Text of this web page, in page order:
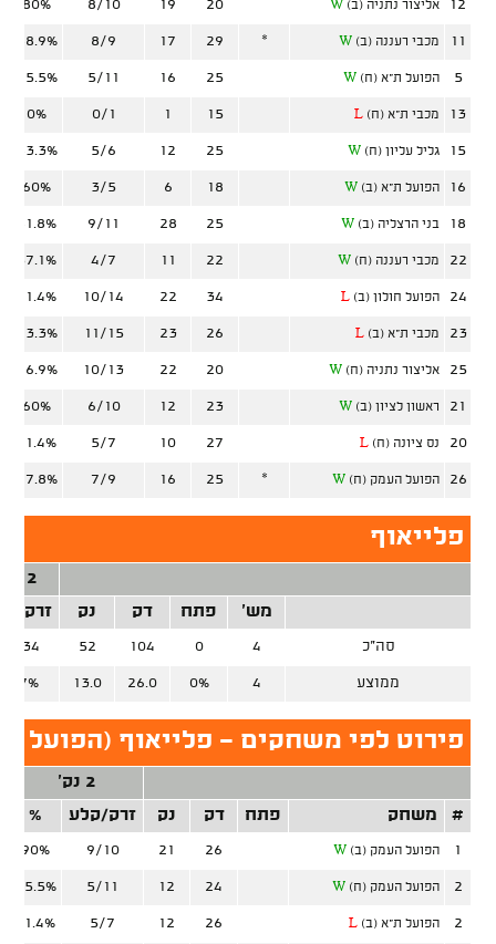
12 אליצור נתניה (ב) W
20
19
8/10
80%
11 מכבי רעננה (ב) W
*
29
17
8/9
88.9%
5 הפועל ת"א (ח) W
25
16
5/11
45.5%
13 מכבי ת"א (ח) L
15
1
0/1
0%
15 גליל עליון (ח) W
25
12
5/6
83.3%
16 הפועל ת"א (ב) W
18
6
3/5
60%
18 בני הרצליה (ב) W
25
28
9/11
81.8%
22 מכבי רעננה (ח) W
22
11
4/7
57.1%
24 הפועל חולון (ב) L
34
22
10/14
71.4%
23 מכבי ת"א (ב) L
26
23
11/15
73.3%
25 אליצור נתניה (ח) W
20
22
10/13
76.9%
21 ראשון לציון (ב) W
23
12
6/10
60%
20 נס ציונה (ח) L
27
10
5/7
71.4%
26 הפועל העמק (ח) W
*
25
16
7/9
77.8%
פלייאוף
2 נק'
מש'
פתח דק נק זרק/
סה"כ 4
0
104
52
34
ממוצע 4
0%
26.0
13.0
פירוט לפי משחקים - פלייאוף (הפועל
2 נק'
#
משחק פתח דק נק זרק/קלע %
1 הפועל העמק (ב) W
26
21
9/10
90%
2 הפועל העמק (ח) W
24
12
5/11
45.5%
2 הפועל ת"א (ב) L
26
12
5/7
71.4%